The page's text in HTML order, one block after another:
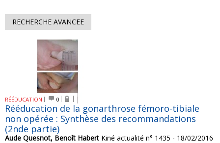
RECHERCHE AVANCEE
RÉÉDUCATION 0
Rééducation de la gonarthrose fémoro-tibiale
non opérée : Synthèse des recommandations
(2nde partie)
Aude Quesnot, Benoît Habert Kiné actualité n° 1435 - 18/02/2016